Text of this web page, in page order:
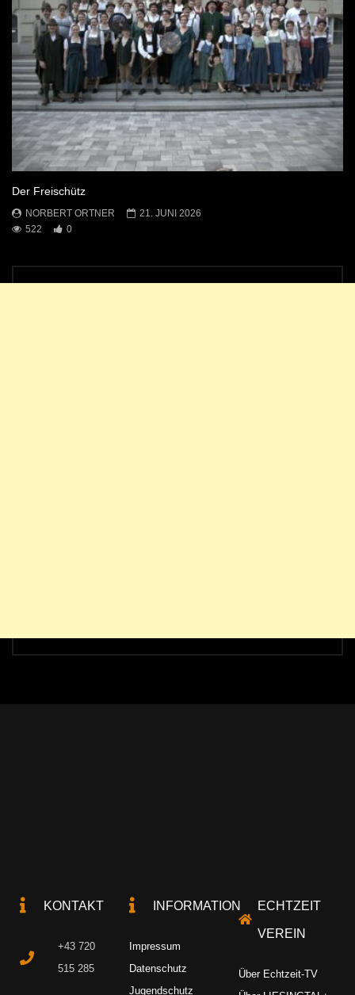
Der Freischütz
NORBERT ORTNER
21. JUNI 2026
522
0
KONTAKT
+43 720
515 285
INFORMATION
Impressum
Datenschutz
Jugendschutz
ECHTZEIT
VEREIN
Über Echtzeit-TV